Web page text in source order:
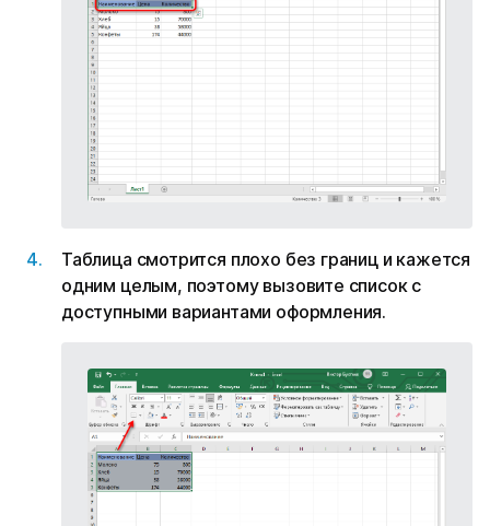
Таблица смотрится плохо без границ и кажется
одним целым, поэтому вызовите список с
доступными вариантами оформления.